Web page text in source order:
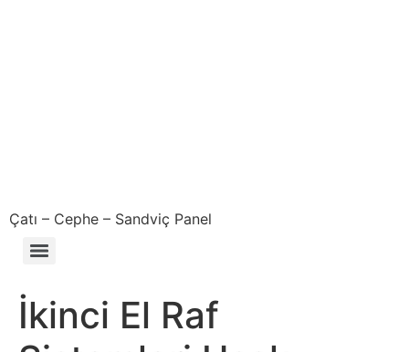
Çatı – Cephe – Sandviç Panel
İkinci El Raf